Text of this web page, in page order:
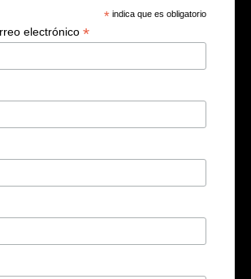
* indica que es obligatorio
electrónico *